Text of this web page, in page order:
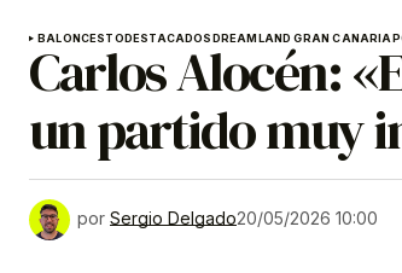
BALONCESTODESTACADOSDREAMLAND GRAN CANARIA
Carlos Alocén:
un partido muy
por Sergio Delgado20/05/2026 10:00